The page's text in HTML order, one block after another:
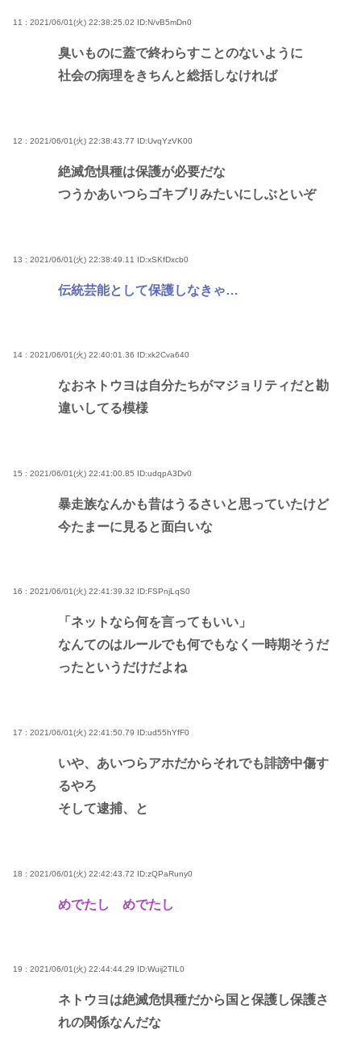
11 : 2021/06/01(火) 22:38:25.02 ID:N/vB5mDn0
臭いものに蓋で終わらすことのないように
社会の病理をきちんと総括しなければ
12 : 2021/06/01(火) 22:38:43.77 ID:UvqYzVK00
絶滅危惧種は保護が必要だな
つうかあいつらゴキブリみたいにしぶといぞ
13 : 2021/06/01(火) 22:38:49.11 ID:xSKfDxcb0
伝統芸能として保護しなきゃ…
14 : 2021/06/01(火) 22:40:01.36 ID:xk2Cva640
なおネトウヨは自分たちがマジョリティだと勘
違いしてる模様
15 : 2021/06/01(火) 22:41:00.85 ID:udqpA3Dv0
暴走族なんかも昔はうるさいと思っていたけど
今たまーに見ると面白いな
16 : 2021/06/01(火) 22:41:39.32 ID:FSPnjLqS0
「ネットなら何を言ってもいい」
なんてのはルールでも何でもなく一時期そうだ
ったというだけだよね
17 : 2021/06/01(火) 22:41:50.79 ID:ud55hYfF0
いや、あいつらアホだからそれでも誹謗中傷す
るやろ
そして逮捕、と
18 : 2021/06/01(火) 22:42:43.72 ID:zQPaRuny0
めでたし めでたし
19 : 2021/06/01(火) 22:44:44.29 ID:Wuij2TIL0
ネトウヨは絶滅危惧種だから国と保護し保護さ
れの関係なんだな